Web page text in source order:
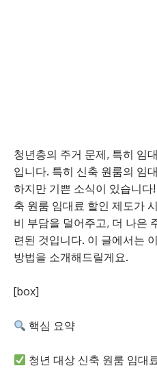
청년층의 주거 문제, 특히 임
입니다. 특히 신축 원룸의 임
하지만 기쁜 소식이 있습니
축 원룸 임대료 할인 제도가
비 부담을 덜어주고, 더 나은
련된 것입니다. 이 글에서는
방법을 소개해드릴게요.
[box]
핵심 요약
청년 대상 신축 원룸 임대